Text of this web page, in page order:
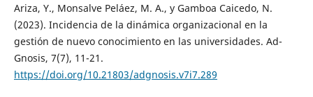
Ariza, Y., Monsalve Peláez, M. A., y Gamboa Caicedo, N.
(2023). Incidencia de la dinámica organizacional en la
gestión de nuevo conocimiento en las universidades. Ad-
Gnosis, 7(7), 11-21.
https://doi.org/10.21803/adgnosis.v7i7.289